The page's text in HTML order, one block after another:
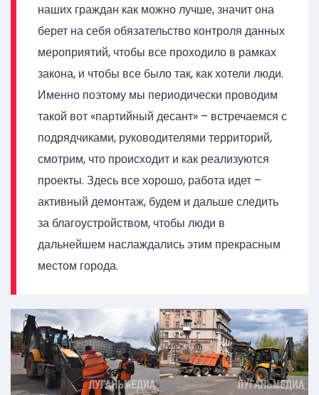
наших граждан как можно лучше, значит она
берет на себя обязательство контроля данных
мероприятий, чтобы все проходило в рамках
закона, и чтобы все было так, как хотели люди.
Именно поэтому мы периодически проводим
такой вот «партийный десант» – встречаемся с
подрядчиками, руководителями территорий,
смотрим, что происходит и как реализуются
проекты. Здесь все хорошо, работа идет –
активный демонтаж, будем и дальше следить
за благоустройством, чтобы люди в
дальнейшем наслаждались этим прекрасным
местом города.